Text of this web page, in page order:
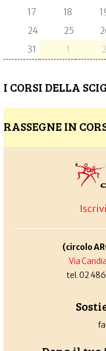
17
18
24
25
31
1 2
I CORSI DELLA
RASSEGNE IN
(circolo
Via
tel. 02